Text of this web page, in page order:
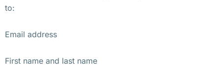
to:
Email address
First name and last name